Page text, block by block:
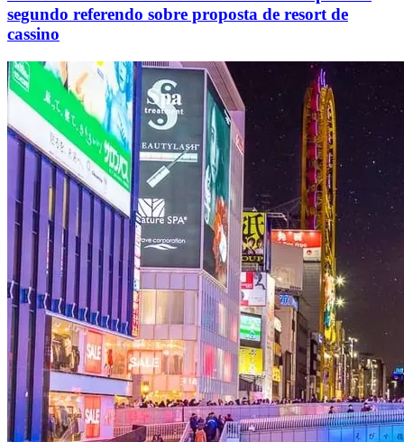
segundo referendo sobre proposta de resort de
cassino